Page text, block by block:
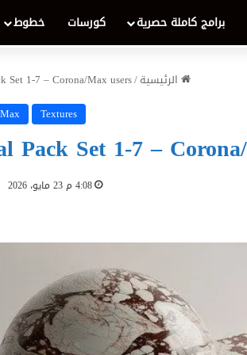
برامج كاملة حصرية كورسات خطوط
الرئيسية/
Set 1-7 – Corona/Max users
Textures
Pack Set 1-7 –
4:08 م 23 مايو، 2026